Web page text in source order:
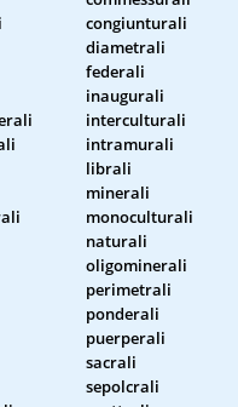
congiunturali
diametrali
federali
inaugurali
interculturali
intramurali
librali
minerali
monoculturali
naturali
oligominerali
perimetrali
ponderali
puerperali
sacrali
sepolcrali